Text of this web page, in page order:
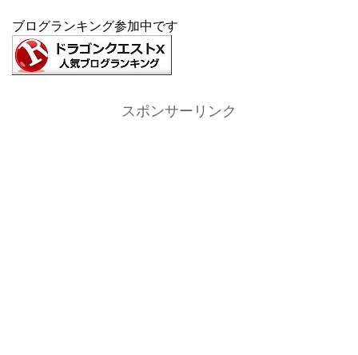
ブログランキング参加中です
スポンサーリンク